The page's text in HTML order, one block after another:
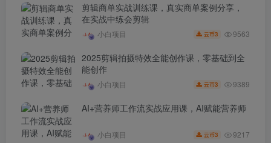
剪辑商单实战训练课，真实商单案例分享，
在实战中练会剪辑
小白项目 云币3 9563
2025剪辑拍摄特效全能创作课，零基础到全
能创作
小白项目 云币3 9389
AI+营养师工作流实战应用课，AI赋能营养师
小白项目 云币3 9217